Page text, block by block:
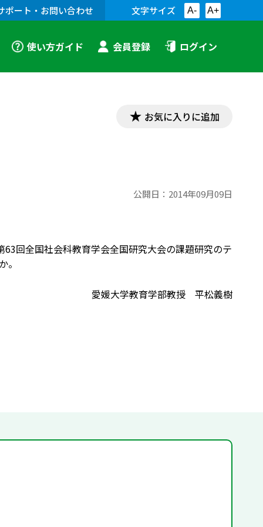
ポート・お問い合わせ 文字サイズ A- A+
使い方ガイド 会員登録 ログイン
お気に入りに追加
公開日： 2014年09月09日
回全国社会科教育学会全国研究大会の課題研究のテ
。
愛媛大学教育学部教授 平松義樹